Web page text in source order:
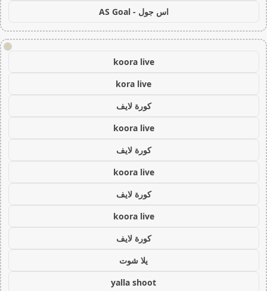
اس جول - AS Goal
!
koora live
kora live
كورة لايف
koora live
كورة لايف
koora live
كورة لايف
koora live
كورة لايف
يلا شوت
yalla shoot